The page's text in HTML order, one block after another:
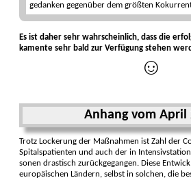
gedanken gegenüber dem größten
Es ist daher sehr wahr­scheinlich, dass die
kamente sehr bald zur Ver­fügung stehen
☺
Anhang vom April
Trotz Lockerung der Maß­nahmen ist Zahl der
Spitals­patien­ten und auch der in
sonen drastisch zurück­ge­gangen. Diese
euro­päischen Län­dern, selbst in solchen, die